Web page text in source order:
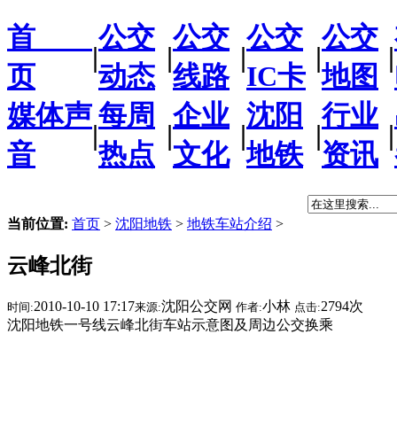
首
页
|
公交
动态
|
公交
线路
|
公交
IC卡
|
公交
地图
|
媒体声
音
|
每周
热点
|
企业
文化
|
沈阳
地铁
|
行业
资讯
|
当前位置: 首页 > 沈阳地铁 > 地铁车站介绍 >
云峰北街
时间:2010-10-10 17:17来源:沈阳公交网 作者:小林 点击:2794次
沈阳地铁一号线云峰北街车站示意图及周边公交换乘